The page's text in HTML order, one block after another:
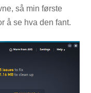
så min første
å se hva den fant.